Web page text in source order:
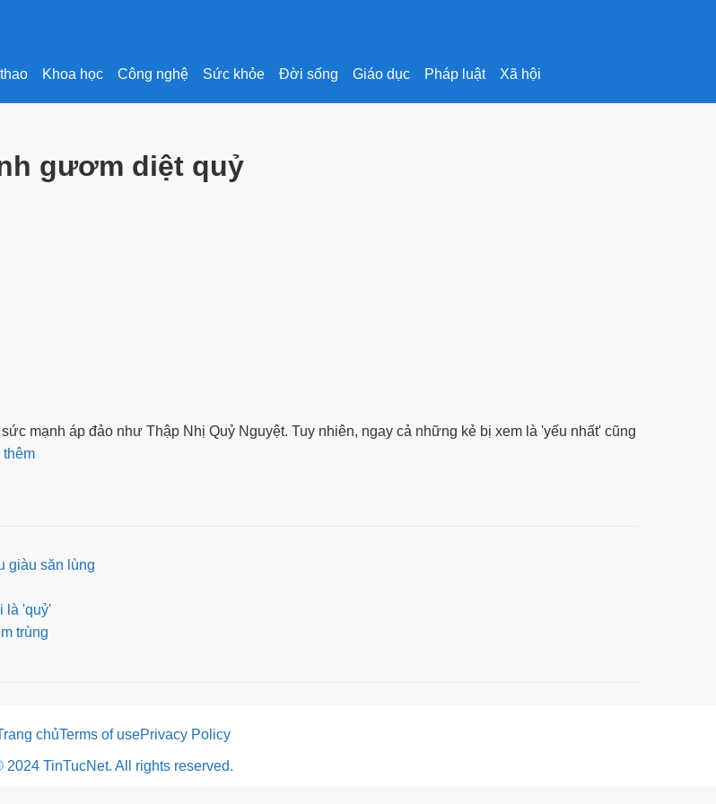
Khoa học Công nghệ Sức khỏe Đời sống Giáo dục Pháp luật Xã hội
gươm diệt quỷ
mạnh áp đảo như Thập Nhị Quỷ Nguyệt. Tuy nhiên, ngay cả những kẻ bị xem là 'yếu nhất' cũng
thêm
giàu săn lùng
là 'quỷ'
trùng
chủTerms of usePrivacy Policy
2024 TinTucNet. All rights reserved.